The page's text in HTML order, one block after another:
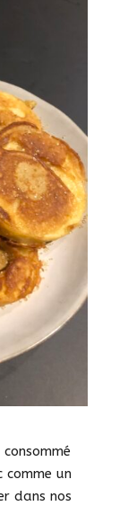
un
dans nos